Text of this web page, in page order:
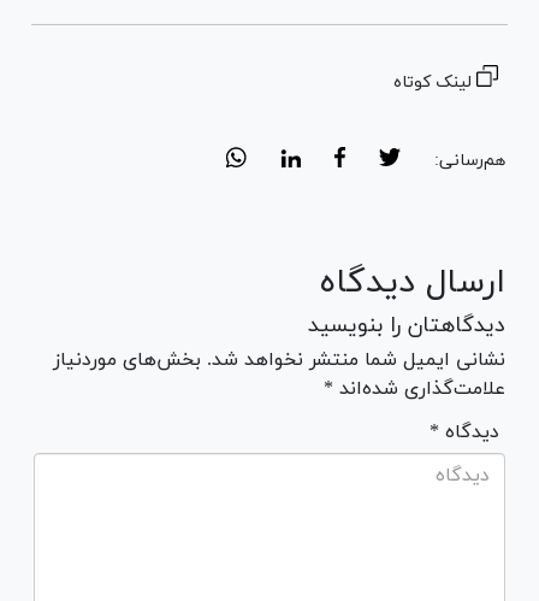
لینک کوتاه
هم‌رسانی:
ارسال دیدگاه
دیدگاهتان را بنویسید
نشانی ایمیل شما منتشر نخواهد شد. بخش‌های موردنیاز
علامت‌گذاری شده‌اند *
* دیدگاه